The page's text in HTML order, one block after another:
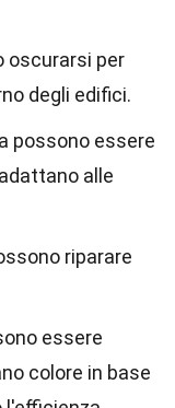
oscurarsi per
degli edifici.
possono essere
alle
riparare
essere
colore in base